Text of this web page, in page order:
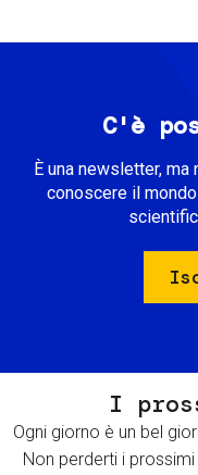
C'è
È una newsletter,
conoscere il
I
Ogni giorno è un bel
Non perderti i